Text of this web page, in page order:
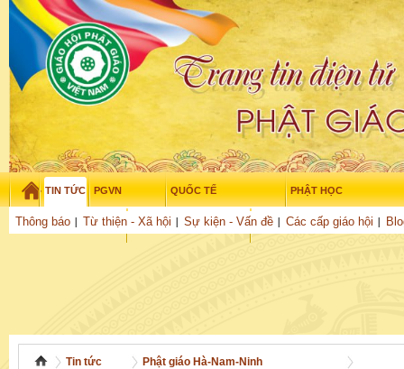
TIN TỨC
Thông báo Từ thiện - Xã hội Sự kiện - Vấn đề Các cấp giáo hội
PGVN QUỐC TẾ PHẬT HỌC
THỜI ĐẠI TUỔI TRẺ NGHIÊN CỨU
Thứ bảy - 8/08/2026 – 13: 27:38
Tin tức Phật giáo Hà-Nam-Ninh